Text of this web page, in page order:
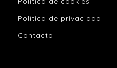
Política de privacidad
Contacto